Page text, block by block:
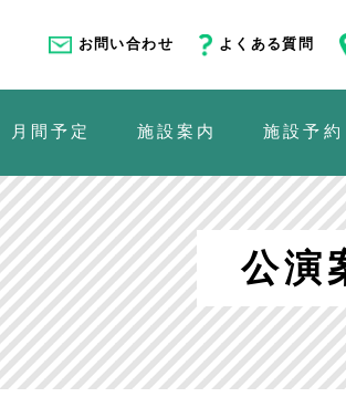
お問い合わせ よくある質問
月間予定 施設案内 施設予約
公演